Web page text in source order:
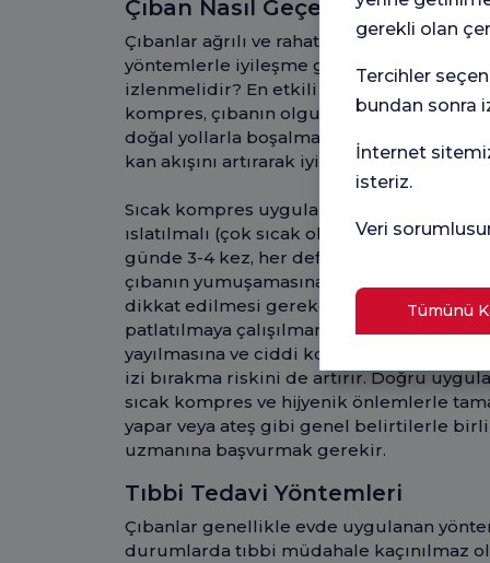
Çıban Nasıl Geçer? Evde
Çıbanlar ağrılı ve rahatsız edici olsa da
yöntemlerle iyileşme gösterebilir. Peki,
izlenmelidir? En etkili yöntemlerden biri
kompres, çıbanın olgunlaşmasına ve
doğal yollarla boşalmasını kolaylaştırır.
kan akışını artırarak iyileşme sürecini
Sıcak kompres uygulaması için temiz bir
ıslatılmalı (çok sıcak olmamalı) ve fazla
günde 3-4 kez, her defasında 10-15
çıbanın yumuşamasına ve kendiliğinden
dikkat edilmesi gereken en önemli nokta,
patlatılmaya çalışılmamasıdır. Çıbanı
yayılmasına ve ciddi komplikasyonlara yol
izi bırakma riskini de artırır. Doğru
sıcak kompres ve hijyenik önlemlerle
yapar veya ateş gibi genel belirtilerle
uzmanına başvurmak gerekir.
Tıbbi Tedavi Yöntemleri
Çıbanlar genellikle evde uygulanan
durumlarda tıbbi müdahale kaçınılmaz
gerekli olan
Tercihler
bundan sonra
İnternet
isteriz.
Veri
Tümünü